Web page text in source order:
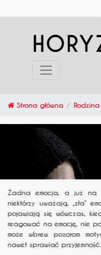
Strona główna Rodzina
Żadna emocja, a już na
niektórzy uważają, „zła”
pojawiają się wówczas,
reagować na emocję, nie
może wbrew pozorom
nawet sprawiać przyjemność.